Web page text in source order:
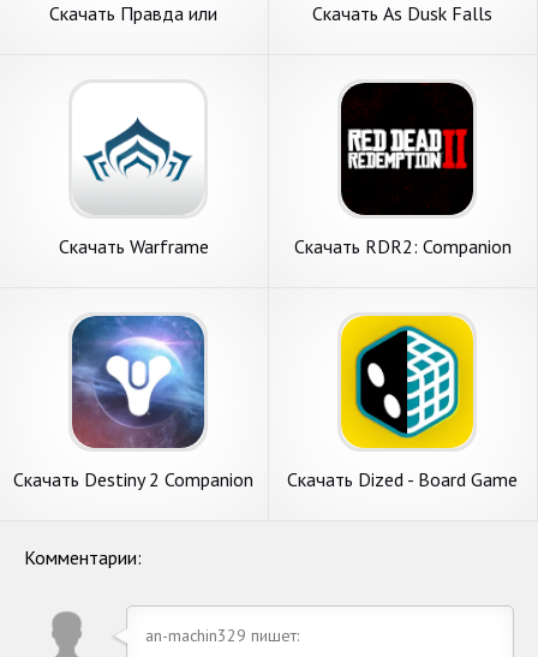
Скачать Правда или
на Андроид
Скачать As Dusk Falls
Андроид
Скачать Warframe
Скачать RDR2: Companion
Скачать Destiny 2 Companion
Скачать Dized - Board Game
Комментарии:
an-machin329 пишет: